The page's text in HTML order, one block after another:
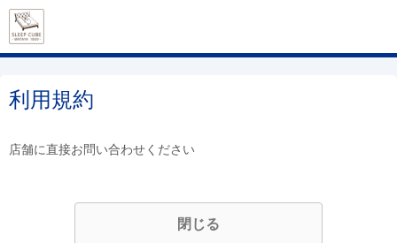
利用規約
店舗に直接お問い合わせください
閉じる